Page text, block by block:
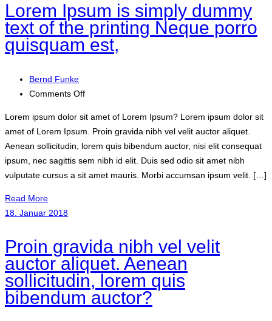
Lorem Ipsum is simply dummy
text of the printing Neque porro
quisquam est,
Bernd Funke
Comments Offon
Ipsum
is
simply
dummy
text
Neque
porro
quisquam
est,
Lorem ipsum dolor sit amet of Lorem Ipsum? Lorem ipsum dolor sit
amet of Lorem Ipsum. Proin gravida nibh vel velit auctor aliquet.
Aenean sollicitudin, lorem quis bibendum auctor, nisi elit consequat
ipsum, nec sagittis sem nibh id elit. Duis sed odio sit amet nibh
vulputate cursus a sit amet mauris. Morbi accumsan ipsum velit. […]
Read More
18. Januar 2018
Proin gravida nibh vel velit
auctor aliquet. Aenean
sollicitudin, lorem quis
bibendum auctor?